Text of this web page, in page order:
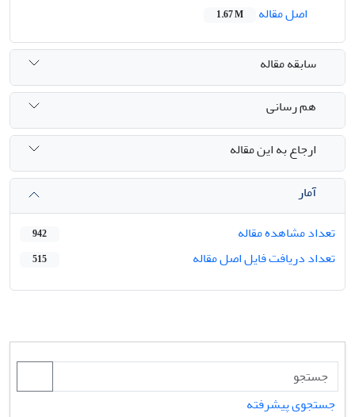
اصل مقاله
1.67 M
سابقه مقاله
هم رسانی
ارجاع به این مقاله
آمار
تعداد مشاهده مقاله
942
تعداد دریافت فایل اصل مقاله 515
جستجوی پیشرفته